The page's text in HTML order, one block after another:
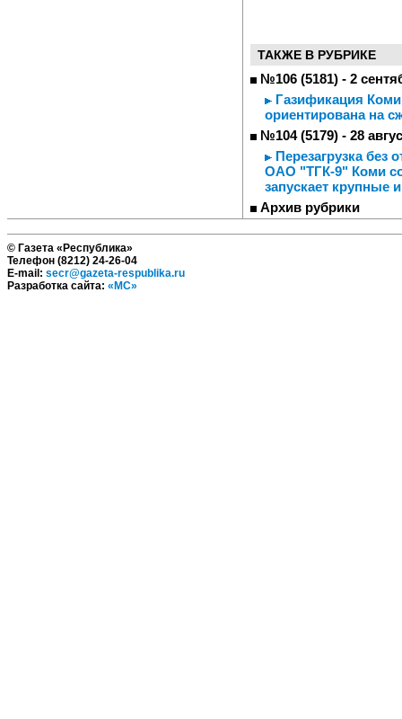
ТАКЖЕ В РУБРИКЕ
№106 (5181) - 2
Газификация
ориентирована на
№104 (5179) - 28
Перезагрузка без
ОАО "ТГК-9" Коми
запускает крупные
Архив рубрики
© Газета «Республика»
Телефон (8212) 24-26-04
E-mail: secr@gazeta-respublika.ru
Разработка сайта: «МС»